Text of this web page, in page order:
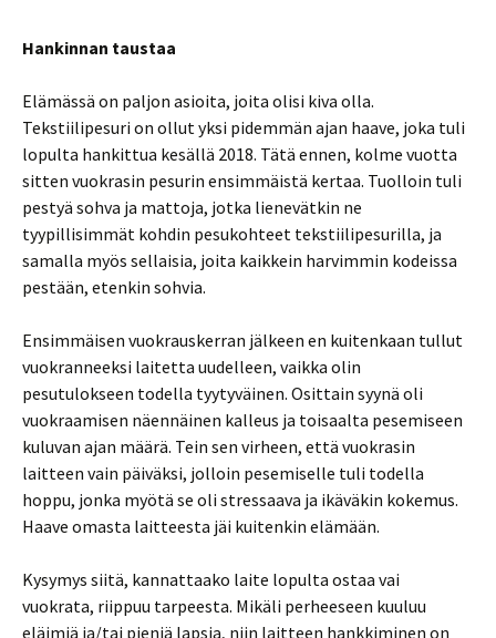
Hankinnan taustaa
Elämässä on paljon asioita, joita olisi kiva olla.
Tekstiilipesuri on ollut yksi pidemmän ajan haave, joka tuli
lopulta hankittua kesällä 2018. Tätä ennen, kolme vuotta
sitten vuokrasin pesurin ensimmäistä kertaa. Tuolloin tuli
pestyä sohva ja mattoja, jotka lienevätkin ne
tyypillisimmät kohdin pesukohteet tekstiilipesurilla, ja
samalla myös sellaisia, joita kaikkein harvimmin kodeissa
pestään, etenkin sohvia.
Ensimmäisen vuokrauskerran jälkeen en kuitenkaan tullut
vuokranneeksi laitetta uudelleen, vaikka olin
pesutulokseen todella tyytyväinen. Osittain syynä oli
vuokraamisen näennäinen kalleus ja toisaalta pesemiseen
kuluvan ajan määrä. Tein sen virheen, että vuokrasin
laitteen vain päiväksi, jolloin pesemiselle tuli todella
hoppu, jonka myötä se oli stressaava ja ikäväkin kokemus.
Haave omasta laitteesta jäi kuitenkin elämään.
Kysymys siitä, kannattaako laite lopulta ostaa vai
vuokrata, riippuu tarpeesta. Mikäli perheeseen kuuluu
eläimiä ja/tai pieniä lapsia, niin laitteen hankkiminen on